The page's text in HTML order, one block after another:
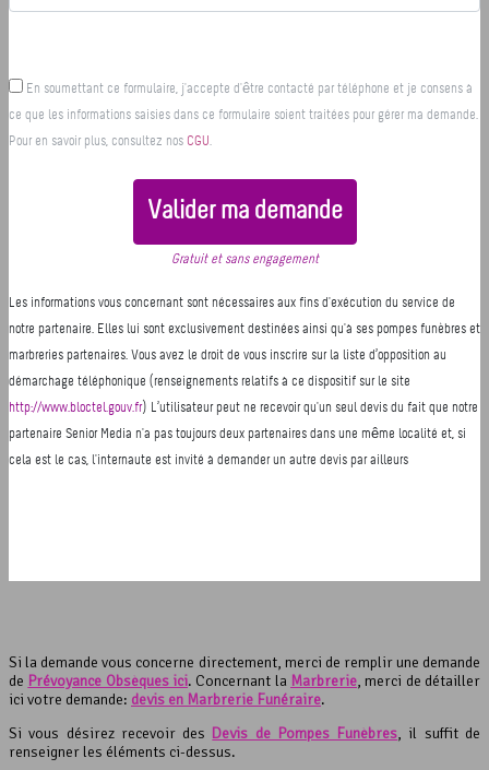
Si la demande vous concerne directement, merci de remplir une demande
de Prévoyance Obsèques ici. Concernant la Marbrerie, merci de détailler
ici votre demande: devis en Marbrerie Funéraire.
Si vous désirez recevoir des Devis de Pompes Funèbres, il suffit de
renseigner les éléments ci-dessus.